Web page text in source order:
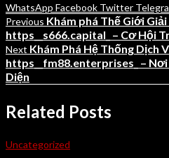
WhatsApp Facebook Twitter
Previous Khám phá Thế Giới
https__s666.capital_ – Cơ Hội
Next Khám Phá Hệ Thống Dịch
https__fm88.enterprises_ – Nơi
Diện
Related Posts
Uncategorized